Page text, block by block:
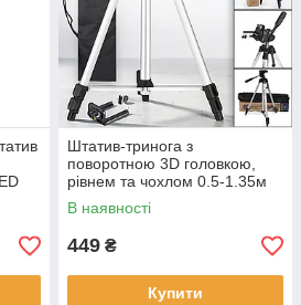
Штатив-тринога з
поворотною 3D головкою,
рівнем та чохлом 0.5-1.35м
TriPod 330A
В наявності
449 ₴
Купити